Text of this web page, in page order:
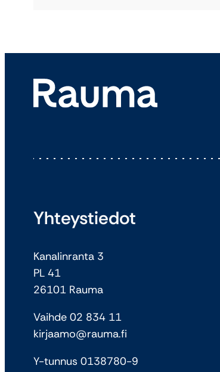
Yhteystiedot
Kanalinranta 3
PL 41
26101 Rauma
Vaihde 02 834 11
kirjaamo@rauma.fi
Y-tunnus 0138780-9